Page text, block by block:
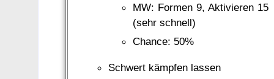
MW: Formen 9, Aktivieren 15
(sehr schnell)
Chance: 50%
Schwert kämpfen lassen